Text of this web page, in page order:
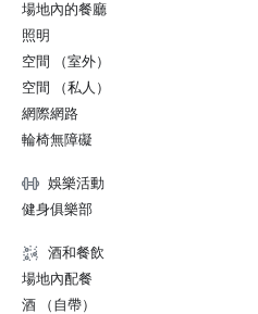
場地內的餐廳
照明
空間 （室外）
空間 （私人）
網際網路
輪椅無障礙
娛樂活動
健身俱樂部
酒和餐飲
場地內配餐
酒 （自帶）